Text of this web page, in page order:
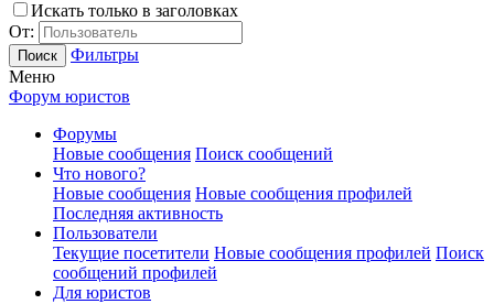
Искать только в заголовках
От:
Поиск
Фильтры
Меню
Форум юристов
Форумы
Новые сообщения Поиск сообщений
Что нового?
Новые сообщения Новые сообщения профилей
Последняя активность
Пользователи
Текущие посетители Новые сообщения профилей Поиск
сообщений профилей
Для юристов